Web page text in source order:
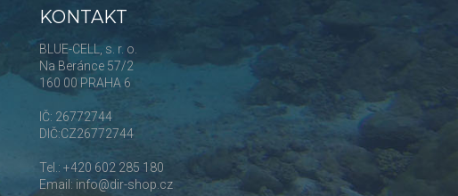
KONTAKT
BLUE-CELL, s. r. o.
Na Beránce 57/2
160 00 PRAHA 6
IČ: 26772744
DIČ:CZ26772744
Tel.: +420 602 285 180
Email: info@dir-shop.cz